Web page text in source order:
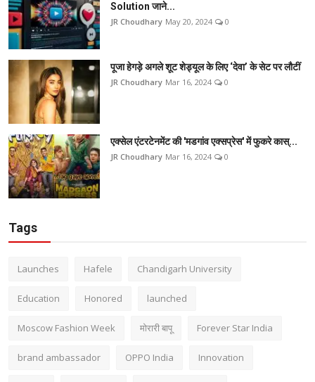
Solution जाने...
JR Choudhary May 20, 2024 0
पूजा हेगड़े अगले शूट शेड्यूल के लिए ‘देवा’ के सेट पर लौटीं
JR Choudhary Mar 16, 2024 0
एक्सेल एंटरटेनमेंट की 'मडगांव एक्सप्रेस' में फुकरे कास्...
JR Choudhary Mar 16, 2024 0
Tags
Launches Hafele Chandigarh University
Education Honored launched
Moscow Fashion Week मोरारी बापू Forever Star India
brand ambassador OPPO India Innovation